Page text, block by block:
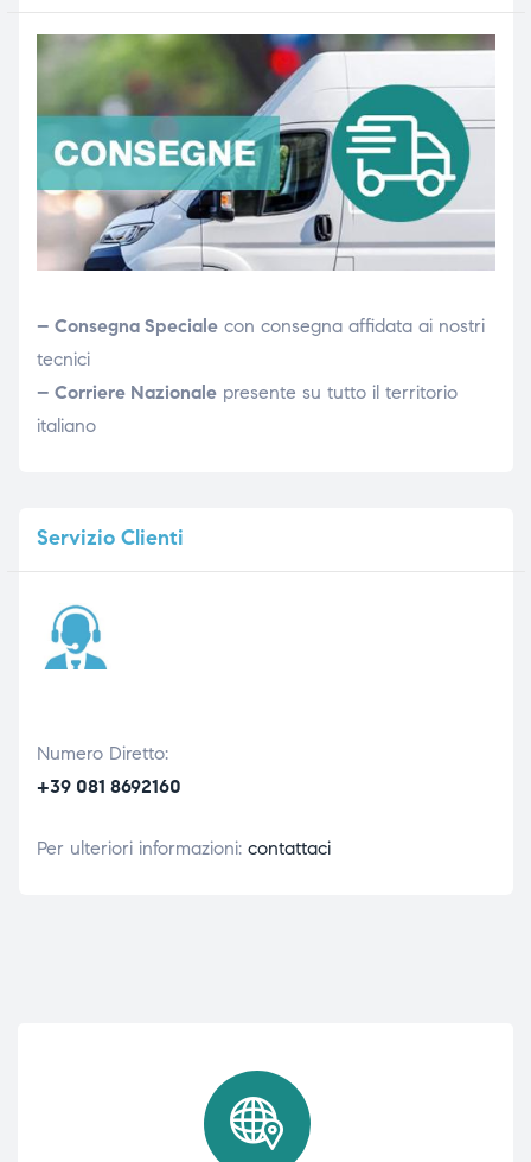
– Consegna Specialecon consegna affidata ai nostri
tecnici
– Corriere Nazionalepresente su tutto il territorio
italiano
ServizioClienti
Numero Diretto:
+39 081 8692160
Per ulteriori informazioni: contattaci